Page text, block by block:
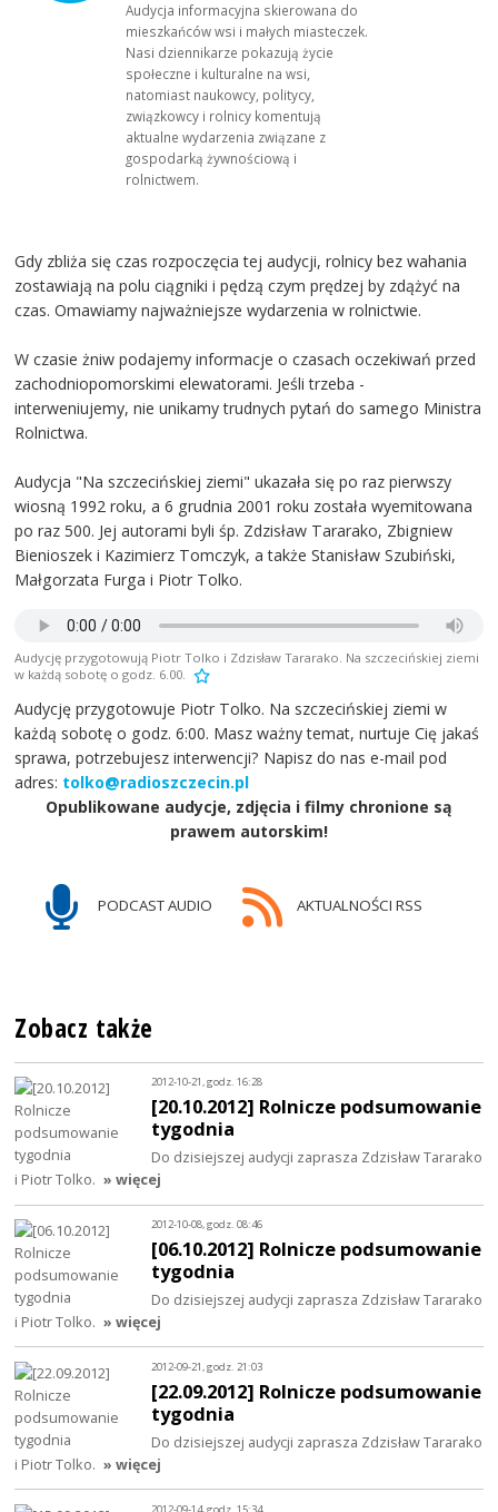
Audycja informacyjna skierowana do
mieszkańców wsi i małych miasteczek.
Nasi dziennikarze pokazują życie
społeczne i kulturalne na wsi,
natomiast naukowcy, politycy,
związkowcy i rolnicy komentują
aktualne wydarzenia związane z
gospodarką żywnościową i
rolnictwem.
Gdy zbliża się czas rozpoczęcia tej audycji, rolnicy bez wahania
zostawiają na polu ciągniki i pędzą czym prędzej by zdążyć na
czas. Omawiamy najważniejsze wydarzenia w rolnictwie.
W czasie żniw podajemy informacje o czasach oczekiwań przed
zachodniopomorskimi elewatorami. Jeśli trzeba -
interweniujemy, nie unikamy trudnych pytań do samego Ministra
Rolnictwa.
Audycja "Na szczecińskiej ziemi" ukazała się po raz pierwszy
wiosną 1992 roku, a 6 grudnia 2001 roku została wyemitowana
po raz 500. Jej autorami byli śp. Zdzisław Tararako, Zbigniew
Bienioszek i Kazimierz Tomczyk, a także Stanisław Szubiński,
Małgorzata Furga i Piotr Tolko.
Audycję przygotowują Piotr Tolko i Zdzisław Tararako. Na szczecińskiej ziemi
w każdą sobotę o godz. 6.00.
Audycję przygotowuje Piotr Tolko. Na szczecińskiej ziemi w
każdą sobotę o godz. 6:00. Masz ważny temat, nurtuje Cię jakaś
sprawa, potrzebujesz interwencji? Napisz do nas e-mail pod
adres: tolko@radioszczecin.pl
Opublikowane audycje, zdjęcia i filmy chronione są
prawem autorskim!
PODCAST AUDIO AKTUALNOŚCI RSS
Zobacz także
2012-10-21, godz. 16:28
[20.10.2012] Rolnicze podsumowanie
tygodnia
Do dzisiejszej audycji zaprasza Zdzisław Tararako
i Piotr Tolko. » więcej
2012-10-08, godz. 08:46
[06.10.2012] Rolnicze podsumowanie
tygodnia
Do dzisiejszej audycji zaprasza Zdzisław Tararako
i Piotr Tolko. » więcej
2012-09-21, godz. 21:03
[22.09.2012] Rolnicze podsumowanie
tygodnia
Do dzisiejszej audycji zaprasza Zdzisław Tararako
i Piotr Tolko. » więcej